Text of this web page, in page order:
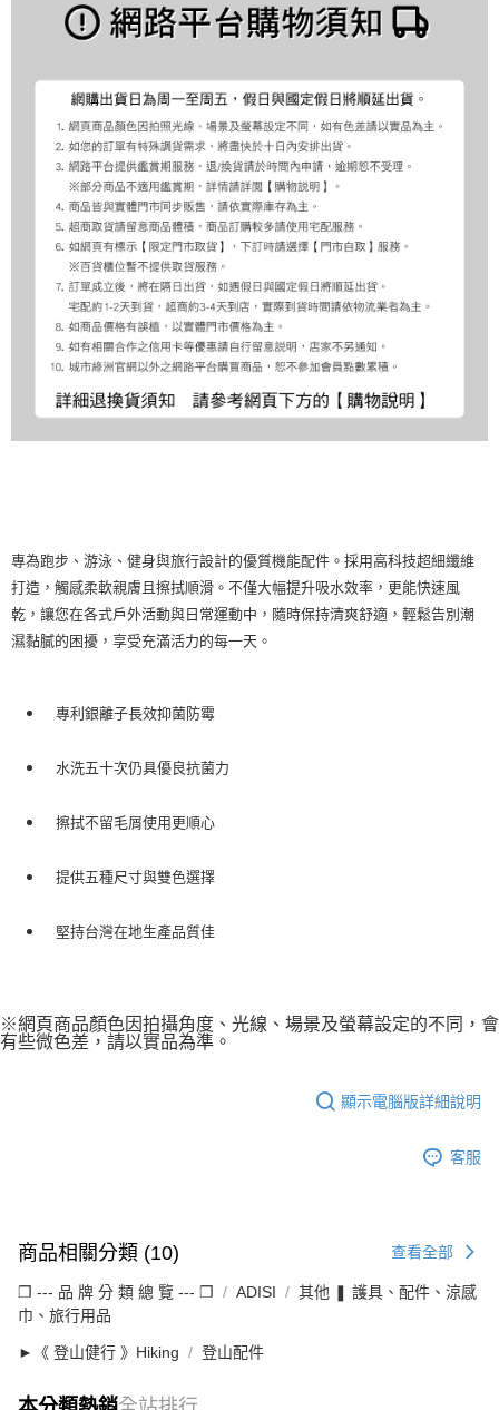
專為跑步、游泳、健身與旅行設計的優質機能配件。採用高科技超細纖維
打造，觸感柔軟親膚且擦拭順滑。不僅大幅提升吸水效率，更能快速風
乾，讓您在各式戶外活動與日常運動中，隨時保持清爽舒適，輕鬆告別潮
濕黏膩的困擾，享受充滿活力的每一天。
專利銀離子長效抑菌防霉
水洗五十次仍具優良抗菌力
擦拭不留毛屑使用更順心
提供五種尺寸與雙色選擇
堅持台灣在地生產品質佳
※網頁商品顏色因拍攝角度、光線、場景及螢幕設定的不同，會
有些微色差，請以實品為準。
顯示電腦版詳細說明
客服
商品相關分類 (10) 查看全部
❒ --- 品 牌 分 類 總 覽 --- ❒ ADISI
其他 ❚ 護具、配件、涼感
巾、旅行用品
►《 登山健行 》Hiking 登山配件